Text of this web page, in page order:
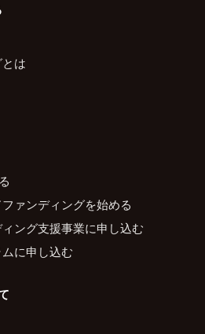
は
ァンディングを始める
ング支援事業に申し込む
に申し込む